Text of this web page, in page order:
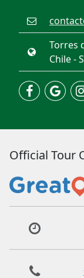
Torres
Chile -
Official Tour